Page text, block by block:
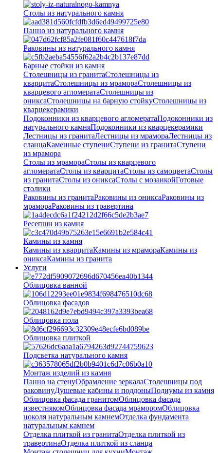
Столы из натурального камня
Панно из натурального камня
Раковины из натурального камня
Барные стойки из камня
Столешницы из гранитаСтолешницы из
кварцитаСтолешницы из мрамораСтолешницы из
кварцевого агломератаCтолешницы из
ониксаСтолешницы на барную стойкуСтолешницы из
кварцекерамики
Подоконники из кварцевого агломератаПодоконники из
натурального камняПодоконники из кварцекерамики
Лестницы из гранитаЛестницы из мрамораЛестницы из
сланцаКаменные ступениСтупени из гранитаСтупени
из мрамора
Столы из мрамораСтолы из кварцевого
агломератаСтолы из кварцитаСтолы из самоцветаСтолы
из гранитаСтолы из ониксаСтолы с мозаикойГотовые
столики
Раковины из гранитаРаковины из ониксаРаковины из
мрамораРаковины из травертина
Ресепшн из камня
Камины из камня
Камины из кварцитаКамины из мрамораКамины из
ониксаКамины из гранита
Услуги
Облицовка ванной
Облицовка фасадов
Облицовка пола
Облицовка плиткой
Подсветка натурального камня
Монтаж изделий из камня
Панно на стенуОбрамление зеркалаСтолешницы под
раковинуДушевые кабины и поддоныПодиумы из камня
Облицовка фасада гранитомОблицовка фасада
известнякомОблицовка фасада мраморомОблицовка
цоколя натуральным камнемОтделка фундамента
натуральным камнем
Отделка плиткой из гранитаОтделка плиткой из
травертинаОтделка плиткой из сланца